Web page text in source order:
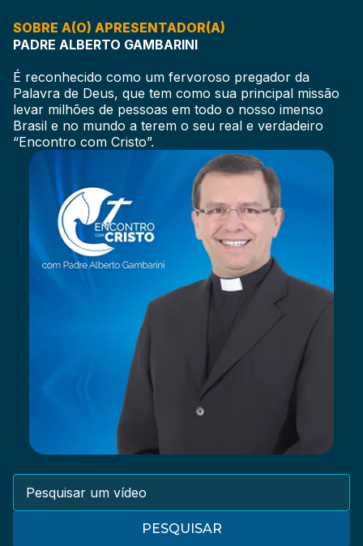
SOBRE A(O) APRESENTADOR(A)
PADRE ALBERTO GAMBARINI
É reconhecido como um fervoroso pregador da
Palavra de Deus, que tem como sua principal missão
levar milhões de pessoas em todo o nosso imenso
Brasil e no mundo a terem o seu real e verdadeiro
“Encontro com Cristo”.
PESQUISAR